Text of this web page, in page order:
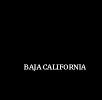
BAJA CALIFORNIA